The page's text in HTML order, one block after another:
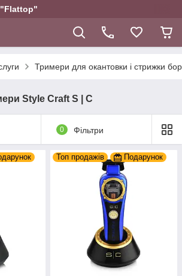
"Flattop"
Тримери для окантовки і стрижки
Style Craft S | C
0 Фільтри
Топ продажів Подарунок